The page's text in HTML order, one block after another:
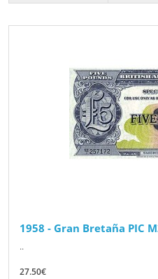
1958 - Gran Bretaña PIC
..
27.50€